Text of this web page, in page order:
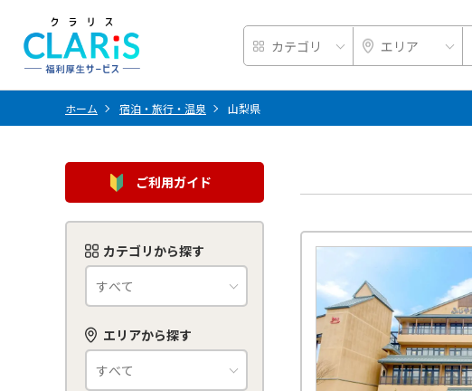
ホーム 宿泊・旅行・温泉 山梨県
ご利用ガイド
カテゴリから探す
エリアから探す